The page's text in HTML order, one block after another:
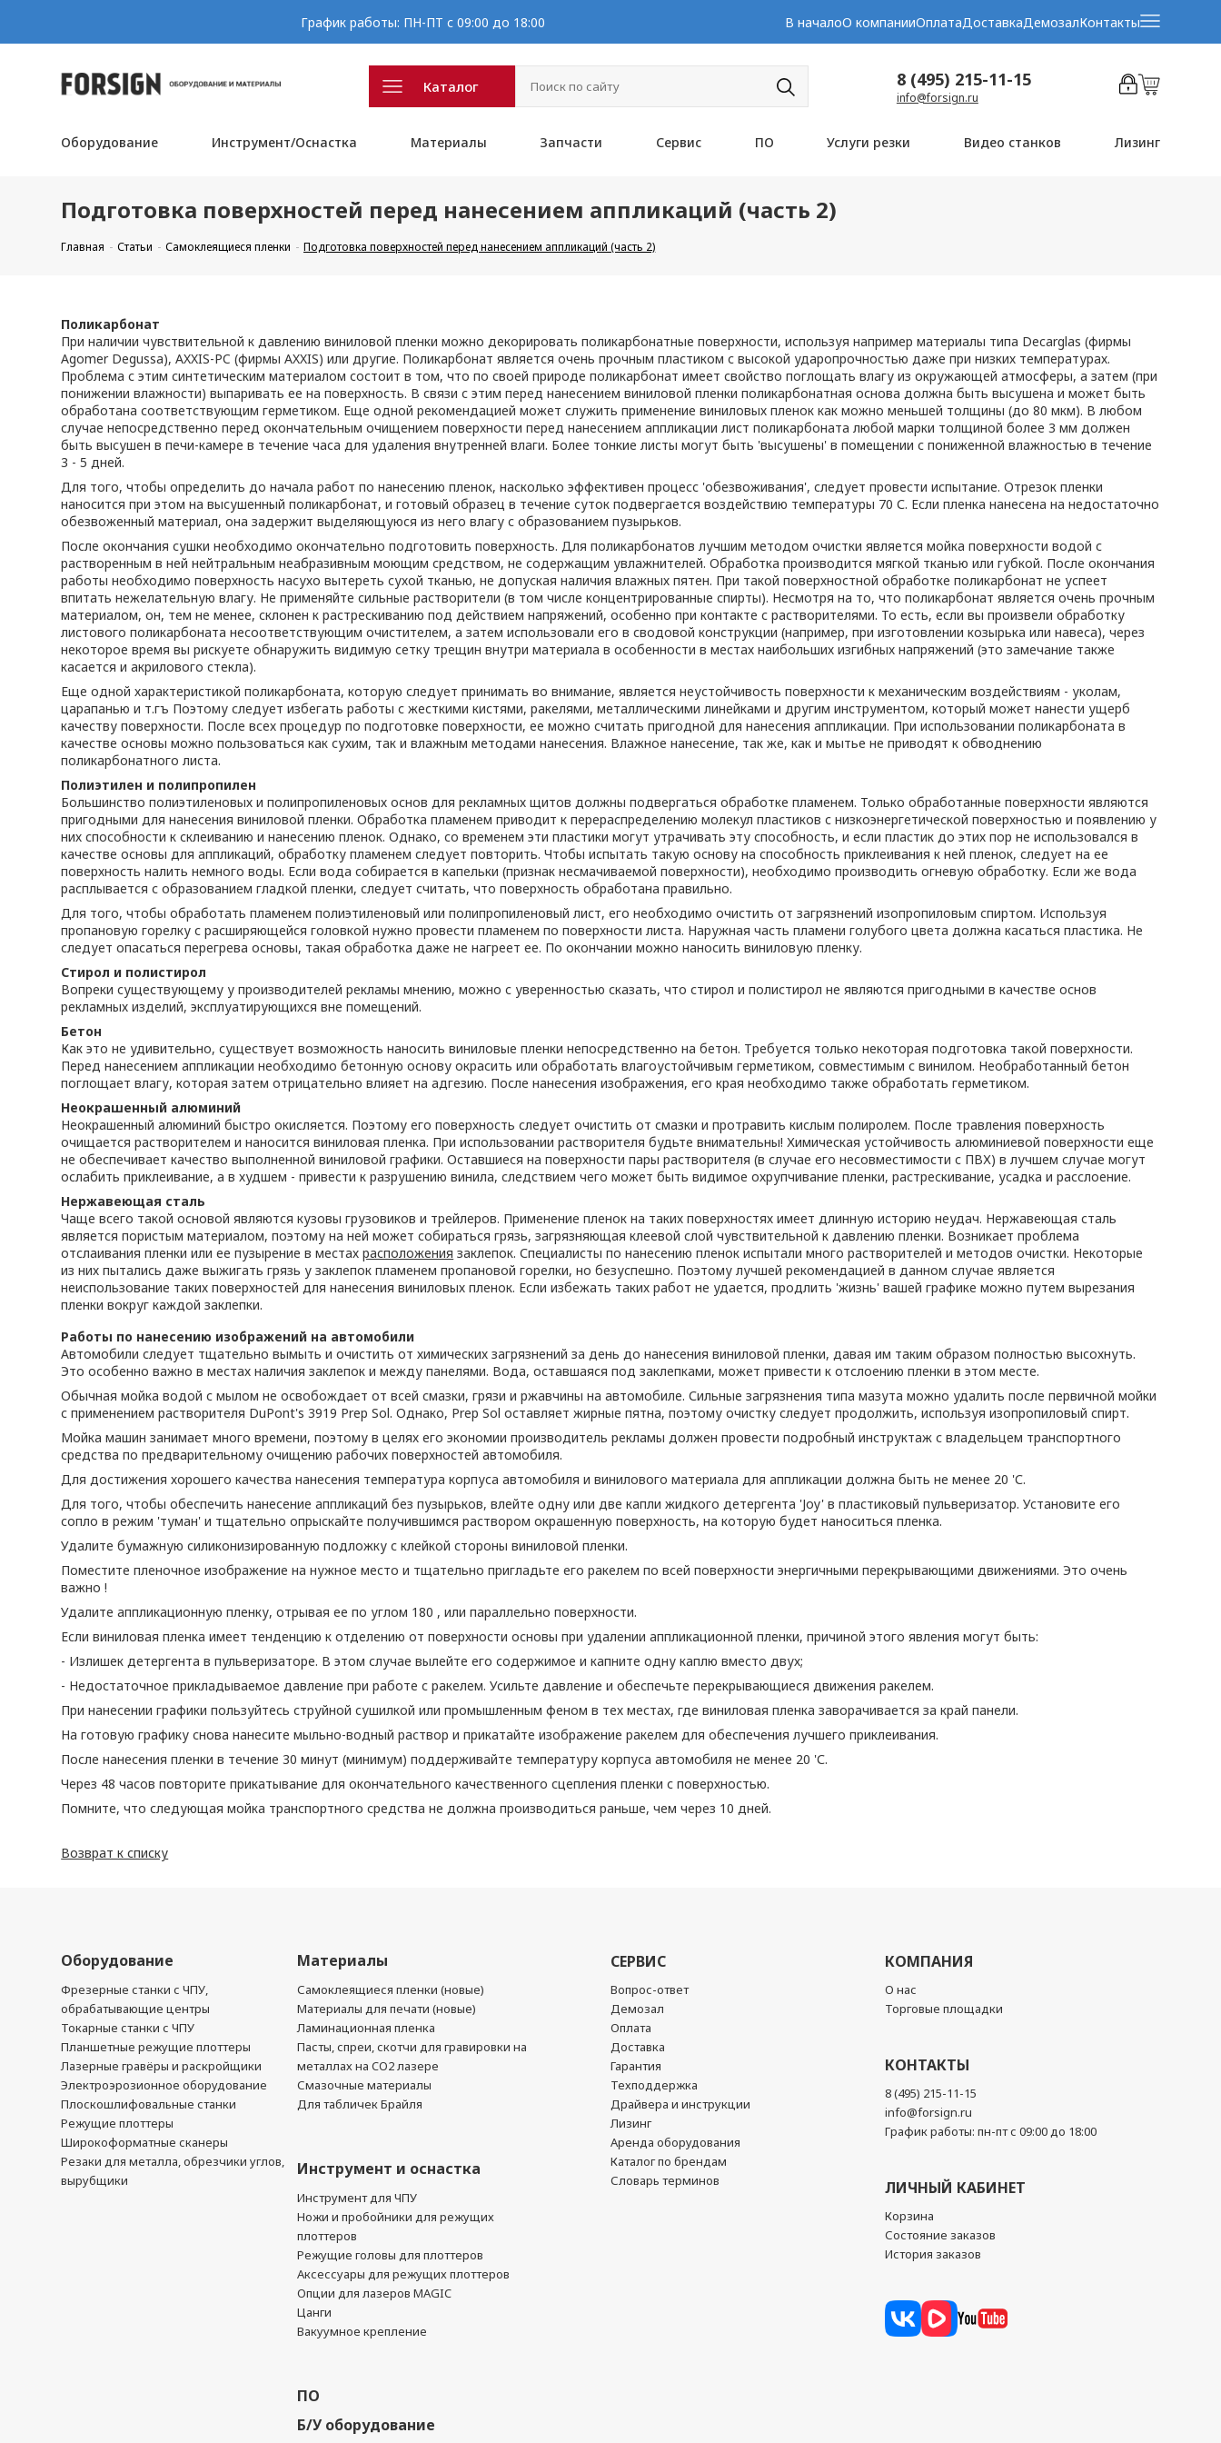
График работы: ПН-ПТ с 09:00 до 18:00 В началоО компанииОплатаДоставкаДемозалКонтакты
Каталог 8 (495) 215-11-15
info@forsign.ru
Оборудование Инструмент/Оснастка Материалы Запчасти Сервис ПО Услуги резки Видео станков Лизинг
Подготовка поверхностей перед нанесением аппликаций (часть 2)
Главная Статьи Самоклеящиеся пленки Подготовка поверхностей перед нанесением аппликаций (часть 2)
Поликарбонат
При наличии чувствительной к давлению виниловой пленки можно декорировать поликарбонатные поверхности, используя например материалы типа Decarglas (фирмы
Agomer Degussa), AXXIS-PC (фирмы AXXIS) или другие. Поликарбонат является очень прочным пластиком с высокой ударопрочностью даже при низких температурах.
Проблема с этим синтетическим материалом состоит в том, что по своей природе поликарбонат имеет свойство поглощать влагу из окружающей атмосферы, а затем (при
понижении влажности) выпаривать ее на поверхность. В связи с этим перед нанесением виниловой пленки поликарбонатная основа должна быть высушена и может быть
обработана соответствующим герметиком. Еще одной рекомендацией может служить применение виниловых пленок как можно меньшей толщины (до 80 мкм). В любом
случае непосредственно перед окончательным очищением поверхности перед нанесением аппликации лист поликарбоната любой марки толщиной более 3 мм должен
быть высушен в печи-камере в течение часа для удаления внутренней влаги. Более тонкие листы могут быть 'высушены' в помещении с пониженной влажностью в течение
3 - 5 дней.
Для того, чтобы определить до начала работ по нанесению пленок, насколько эффективен процесс 'обезвоживания', следует провести испытание. Отрезок пленки
наносится при этом на высушенный поликарбонат, и готовый образец в течение суток подвергается воздействию температуры 70 С. Если пленка нанесена на недостаточно
обезвоженный материал, она задержит выделяющуюся из него влагу с образованием пузырьков.
После окончания сушки необходимо окончательно подготовить поверхность. Для поликарбонатов лучшим методом очистки является мойка поверхности водой с
растворенным в ней нейтральным неабразивным моющим средством, не содержащим увлажнителей. Обработка производится мягкой тканью или губкой. После окончания
работы необходимо поверхность насухо вытереть сухой тканью, не допуская наличия влажных пятен. При такой поверхностной обработке поликарбонат не успеет
впитать нежелательную влагу. Не применяйте сильные растворители (в том числе концентрированные спирты). Несмотря на то, что поликарбонат является очень прочным
материалом, он, тем не менее, склонен к растрескиванию под действием напряжений, особенно при контакте с растворителями. То есть, если вы произвели обработку
листового поликарбоната несоответствующим очистителем, а затем использовали его в сводовой конструкции (например, при изготовлении козырька или навеса), через
некоторое время вы рискуете обнаружить видимую сетку трещин внутри материала в особенности в местах наибольших изгибных напряжений (это замечание также
касается и акрилового стекла).
Еще одной характеристикой поликарбоната, которую следует принимать во внимание, является неустойчивость поверхности к механическим воздействиям - уколам,
царапанью и т.гъ Поэтому следует избегать работы с жесткими кистями, ракелями, металлическими линейками и другим инструментом, который может нанести ущерб
качеству поверхности. После всех процедур по подготовке поверхности, ее можно считать пригодной для нанесения аппликации. При использовании поликарбоната в
качестве основы можно пользоваться как сухим, так и влажным методами нанесения. Влажное нанесение, так же, как и мытье не приводят к обводнению
поликарбонатного листа.
Полиэтилен и полипропилен
Большинство полиэтиленовых и полипропиленовых основ для рекламных щитов должны подвергаться обработке пламенем. Только обработанные поверхности являются
пригодными для нанесения виниловой пленки. Обработка пламенем приводит к перераспределению молекул пластиков с низкоэнергетической поверхностью и появлению у
них способности к склеиванию и нанесению пленок. Однако, со временем эти пластики могут утрачивать эту способность, и если пластик до этих пор не использовался в
качестве основы для аппликаций, обработку пламенем следует повторить. Чтобы испытать такую основу на способность приклеивания к ней пленок, следует на ее
поверхность налить немного воды. Если вода собирается в капельки (признак несмачиваемой поверхности), необходимо производить огневую обработку. Если же вода
расплывается с образованием гладкой пленки, следует считать, что поверхность обработана правильно.
Для того, чтобы обработать пламенем полиэтиленовый или полипропиленовый лист, его необходимо очистить от загрязнений изопропиловым спиртом. Используя
пропановую горелку с расширяющейся головкой нужно провести пламенем по поверхности листа. Наружная часть пламени голубого цвета должна касаться пластика. Не
следует опасаться перегрева основы, такая обработка даже не нагреет ее. По окончании можно наносить виниловую пленку.
Стирол и полистирол
Вопреки существующему у производителей рекламы мнению, можно с уверенностью сказать, что стирол и полистирол не являются пригодными в качестве основ
рекламных изделий, эксплуатирующихся вне помещений.
Бетон
Как это не удивительно, существует возможность наносить виниловые пленки непосредственно на бетон. Требуется только некоторая подготовка такой поверхности.
Перед нанесением аппликации необходимо бетонную основу окрасить или обработать влагоустойчивым герметиком, совместимым с винилом. Необработанный бетон
поглощает влагу, которая затем отрицательно влияет на адгезию. После нанесения изображения, его края необходимо также обработать герметиком.
Неокрашенный алюминий
Неокрашенный алюминий быстро окисляется. Поэтому его поверхность следует очистить от смазки и протравить кислым полиролем. После травления поверхность
очищается растворителем и наносится виниловая пленка. При использовании растворителя будьте внимательны! Химическая устойчивость алюминиевой поверхности еще
не обеспечивает качество выполненной виниловой графики. Оставшиеся на поверхности пары растворителя (в случае его несовместимости с ПВХ) в лучшем случае могут
ослабить приклеивание, а в худшем - привести к разрушению винила, следствием чего может быть видимое охрупчивание пленки, растрескивание, усадка и расслоение.
Нержавеющая сталь
Чаще всего такой основой являются кузовы грузовиков и трейлеров. Применение пленок на таких поверхностях имеет длинную историю неудач. Нержавеющая сталь
является пористым материалом, поэтому на ней может собираться грязь, загрязняющая клеевой слой чувствительной к давлению пленки. Возникает проблема
отслаивания пленки или ее пузырение в местахрасположения заклепок. Специалисты по нанесению пленок испытали много растворителей и методов очистки. Некоторые
из них пытались даже выжигать грязь у заклепок пламенем пропановой горелки, но безуспешно. Поэтому лучшей рекомендацией в данном случае является
неиспользование таких поверхностей для нанесения виниловых пленок. Если избежать таких работ не удается, продлить 'жизнь' вашей графике можно путем вырезания
пленки вокруг каждой заклепки.
Работы по нанесению изображений на автомобили
Автомобили следует тщательно вымыть и очистить от химических загрязнений за день до нанесения виниловой пленки, давая им таким образом полностью высохнуть.
Это особенно важно в местах наличия заклепок и между панелями. Вода, оставшаяся под заклепками, может привести к отслоению пленки в этом месте.
Обычная мойка водой с мылом не освобождает от всей смазки, грязи и ржавчины на автомобиле. Сильные загрязнения типа мазута можно удалить после первичной мойки
с применением растворителя DuPont's 3919 Prep Sol. Однако, Prep Sol оставляет жирные пятна, поэтому очистку следует продолжить, используя изопропиловый спирт.
Мойка машин занимает много времени, поэтому в целях его экономии производитель рекламы должен провести подробный инструктаж с владельцем транспортного
средства по предварительному очищению рабочих поверхностей автомобиля.
Для достижения хорошего качества нанесения температура корпуса автомобиля и винилового материала для аппликации должна быть не менее 20 'С.
Для того, чтобы обеспечить нанесение аппликаций без пузырьков, влейте одну или две капли жидкого детергента 'Joy' в пластиковый пульверизатор. Установите его
сопло в режим 'туман' и тщательно опрыскайте получившимся раствором окрашенную поверхность, на которую будет наноситься пленка.
Удалите бумажную силиконизированную подложку с клейкой стороны виниловой пленки.
Поместите пленочное изображение на нужное место и тщательно пригладьте его ракелем по всей поверхности энергичными перекрывающими движениями. Это очень
важно !
Удалите аппликационную пленку, отрывая ее по углом 180 , или параллельно поверхности.
Если виниловая пленка имеет тенденцию к отделению от поверхности основы при удалении аппликационной пленки, причиной этого явления могут быть:
- Излишек детергента в пульверизаторе. В этом случае вылейте его содержимое и капните одну каплю вместо двух;
- Недостаточное прикладываемое давление при работе с ракелем. Усильте давление и обеспечьте перекрывающиеся движения ракелем.
При нанесении графики пользуйтесь струйной сушилкой или промышленным феном в тех местах, где виниловая пленка заворачивается за край панели.
На готовую графику снова нанесите мыльно-водный раствор и прикатайте изображение ракелем для обеспечения лучшего приклеивания.
После нанесения пленки в течение 30 минут (минимум) поддерживайте температуру корпуса автомобиля не менее 20 'С.
Через 48 часов повторите прикатывание для окончательного качественного сцепления пленки с поверхностью.
Помните, что следующая мойка транспортного средства не должна производиться раньше, чем через 10 дней.
Возврат к списку
Оборудование
Фрезерные станки с ЧПУ,
обрабатывающие центры
Токарные станки с ЧПУ
Планшетные режущие плоттеры
Лазерные гравёры и раскройщики
Электроэрозионное оборудование
Плоскошлифовальные станки
Режущие плоттеры
Широкоформатные сканеры
Резаки для металла, обрезчики углов,
вырубщики
Материалы
Самоклеящиеся пленки (новые)
Материалы для печати (новые)
Ламинационная пленка
Пасты, спреи, скотчи для гравировки на
металлах на CO2 лазере
Смазочные материалы
Для табличек Брайля
Инструмент и оснастка
Инструмент для ЧПУ
Ножи и пробойники для режущих
плоттеров
Режущие головы для плоттеров
Аксессуары для режущих плоттеров
Опции для лазеров MAGIC
Цанги
Вакуумное крепление
ПО
Б/У оборудование
СЕРВИС
Вопрос-ответ
Демозал
Оплата
Доставка
Гарантия
Техподдержка
Драйвера и инструкции
Лизинг
Аренда оборудования
Каталог по брендам
Словарь терминов
КОМПАНИЯ
О нас
Торговые площадки
КОНТАКТЫ
8 (495) 215-11-15
info@forsign.ru
График работы: пн-пт с 09:00 до 18:00
ЛИЧНЫЙ КАБИНЕТ
Корзина
Состояние заказов
История заказов